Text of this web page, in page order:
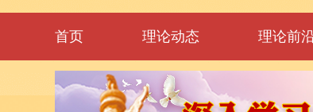
首页 理论动态 理论前